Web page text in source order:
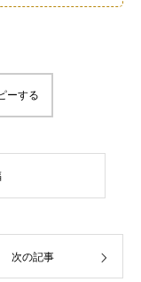
ーする
次の記事